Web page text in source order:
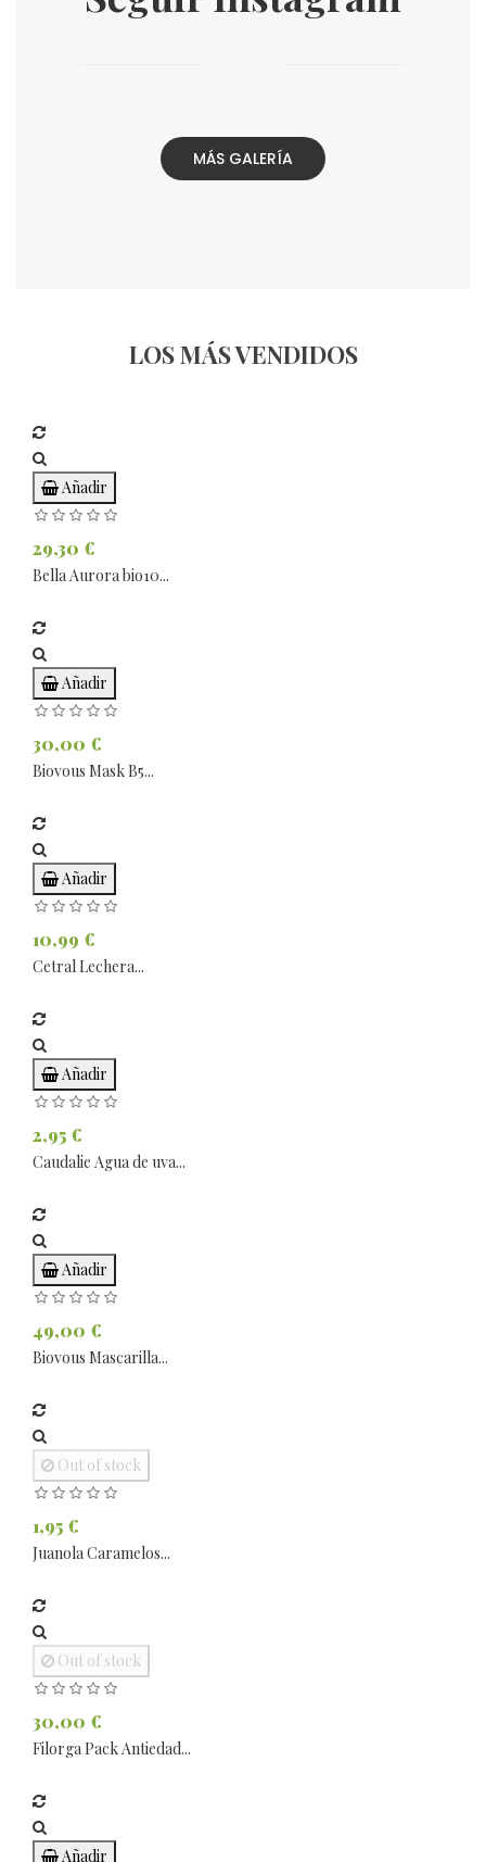
MÁS GALERÍA
LOS MÁS VENDIDOS
Añadir
29,30 €
Bella Aurora bio10...
Añadir
30,00 €
Biovous Mask B5...
Añadir
10,99 €
Cetral Lechera...
Añadir
2,95 €
Caudalie Agua de uva...
Añadir
49,00 €
Biovous Mascarilla...
Out of stock
1,95 €
Juanola Caramelos...
Out of stock
30,00 €
Filorga Pack Antiedad...
Añadir